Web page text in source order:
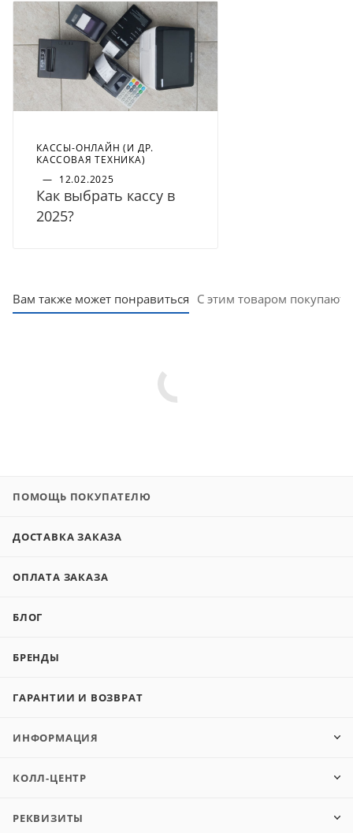
КАССЫ-ОНЛАЙН (И ДР.
КАССОВАЯ ТЕХНИКА)
— 12.02.2025
Как выбрать кассу в
2025?
Вам также может понравиться С этим товаром покупают
ПОМОЩЬ ПОКУПАТЕЛЮ
ДОСТАВКА ЗАКАЗА
ОПЛАТА ЗАКАЗА
БЛОГ
БРЕНДЫ
ГАРАНТИИ И ВОЗВРАТ
ИНФОРМАЦИЯ
КОЛЛ-ЦЕНТР
РЕКВИЗИТЫ